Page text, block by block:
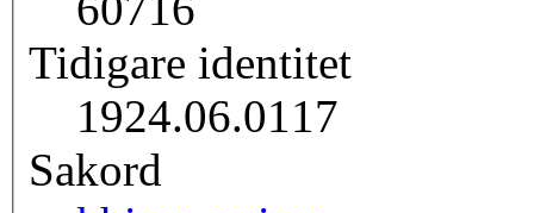
Tidigare identitet
1924.06.0117
Sakord